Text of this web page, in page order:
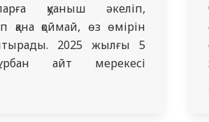
қуаныш әкеліп,
қана қоймай, өз өмірін
2025 жылғы 5
айт мерекесі
денсаулық